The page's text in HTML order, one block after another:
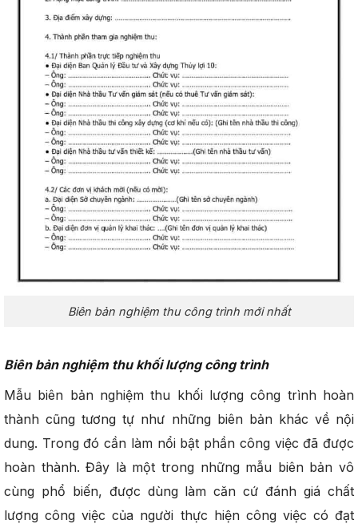
Biên bản nghiệm thu công trình mới nhất
Biên bản nghiệm thu khối lượng công trình
Mẫu biên bản nghiệm thu khối lượng công trình hoàn
thành cũng tương tự như những biên bản khác về nội
dung. Trong đó cần làm nổi bật phần công việc đã được
hoàn thành. Đây là một trong những mẫu biên bản vô
cùng phổ biến, được dùng làm căn cứ đánh giá chất
lượng công việc của người thực hiện công việc có đạt